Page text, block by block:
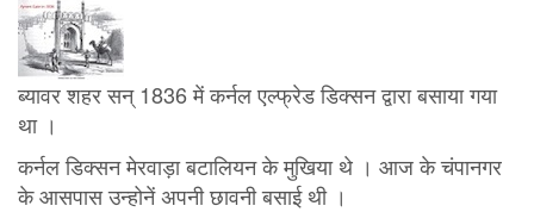
ब्यावर शहर सन् 1836 में कर्नल एल्फ्रेड डिक्सन द्वारा बसाया गया
था ।
कर्नल डिक्सन मेरवाड़ा बटालियन के मुखिया थे । आज के चंपानगर
के आसपास उन्होनें अपनी छावनी बसाई थी ।